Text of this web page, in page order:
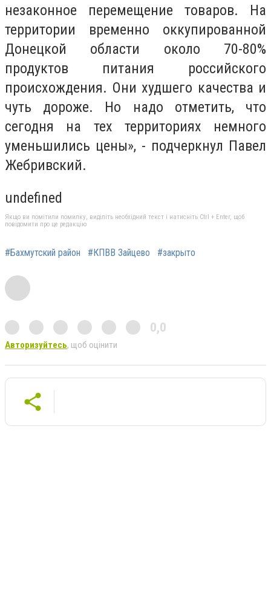
незаконное перемещение товаров. На
территории временно оккупированной
Донецкой области около 70-80%
продуктов питания российского
происхождения. Они худшего качества и
чуть дороже. Но надо отметить, что
сегодня на тех территориях немного
уменьшились цены», - подчеркнул Павел
Жебривский.
undefined
Якщо ви помітили помилку, виділіть необхідний текст і натисніть Ctrl + Enter, щоб
повідомити про це редакцію
#Бахмутский район #КПВВ Зайцево #закрыто
0,0
Авторизуйтесь, щоб оцінити